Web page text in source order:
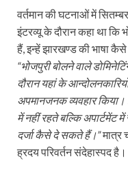
वर्तमान की घटनाओं में
इंटरव्यू के दौरान कहा था कि
हैं, इन्हें झारखण्ड की भाषा
“भोजपुरी बोलने वाले
दौरान यहां के
अपमानजनक व्यवहार
में नहीं रहते बल्कि अपार्टमेंट
दर्जा कैसे दे सकते हैं।”मात्र
ह्रदय परिवर्तन संदेहास्पद है।